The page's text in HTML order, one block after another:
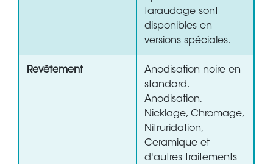
taraudage sont
disponibles en
versions spéciales.
Revêtement
Anodisation noire en
standard.
Anodisation,
Nicklage, Chromage,
Nitruridation,
Ceramique et
d'autres traitements